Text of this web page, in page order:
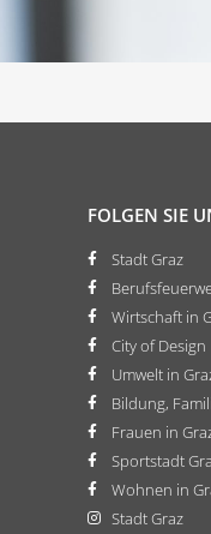
FOLGEN SIE
Stadt Graz
Wirtschaft in
City of Design
Umwelt in
Bildung,
Frauen in
Sportstadt
Wohnen in
Stadt Graz